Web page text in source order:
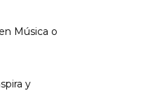
Música o
y